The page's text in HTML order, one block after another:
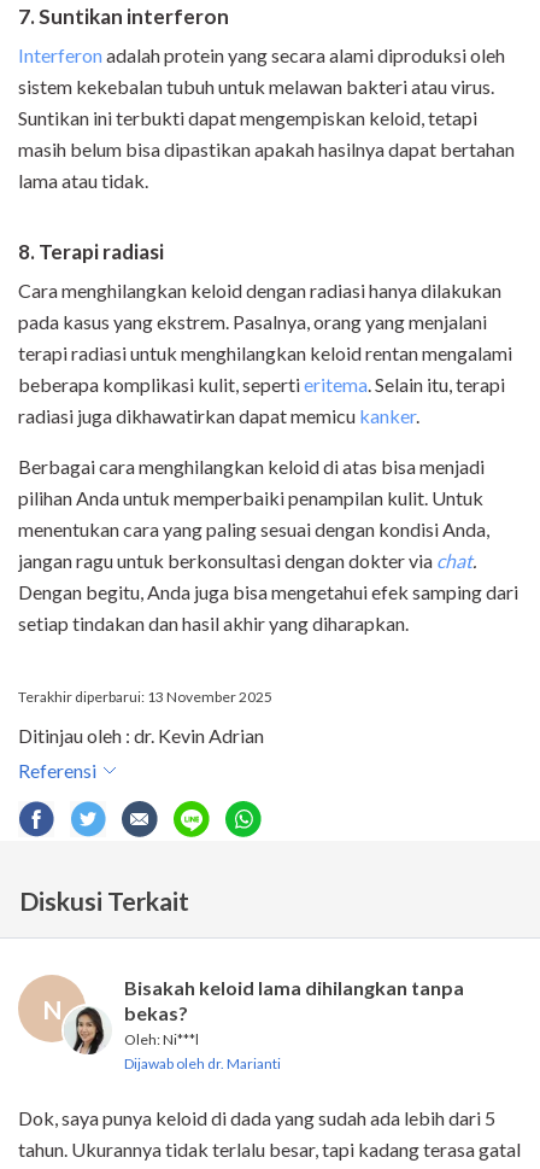
7. Suntikan interferon
Interferonadalah protein yang secara alami diproduksi oleh
sistem kekebalan tubuh untuk melawan bakteri atau virus.
Suntikan ini terbukti dapat mengempiskan keloid, tetapi
masih belum bisa dipastikan apakah hasilnya dapat bertahan
lama atau tidak.
8. Terapi radiasi
Cara menghilangkan keloid dengan radiasi hanya dilakukan
pada kasus yang ekstrem. Pasalnya, orang yang menjalani
terapi radiasi untuk menghilangkan keloid rentan mengalami
beberapa komplikasi kulit, sepertieritema. Selain itu, terapi
radiasi juga dikhawatirkan dapat memicu kanker.
Berbagai cara menghilangkan keloid di atas bisa menjadi
pilihan Anda untuk memperbaiki penampilan kulit. Untuk
menentukan cara yang paling sesuai dengan kondisi Anda,
jangan ragu untuk berkonsultasi dengan dokter via chat.
Dengan begitu, Anda juga bisa mengetahui efek samping dari
setiap tindakan dan hasil akhir yang diharapkan.
Terakhir diperbarui: 13 November 2025